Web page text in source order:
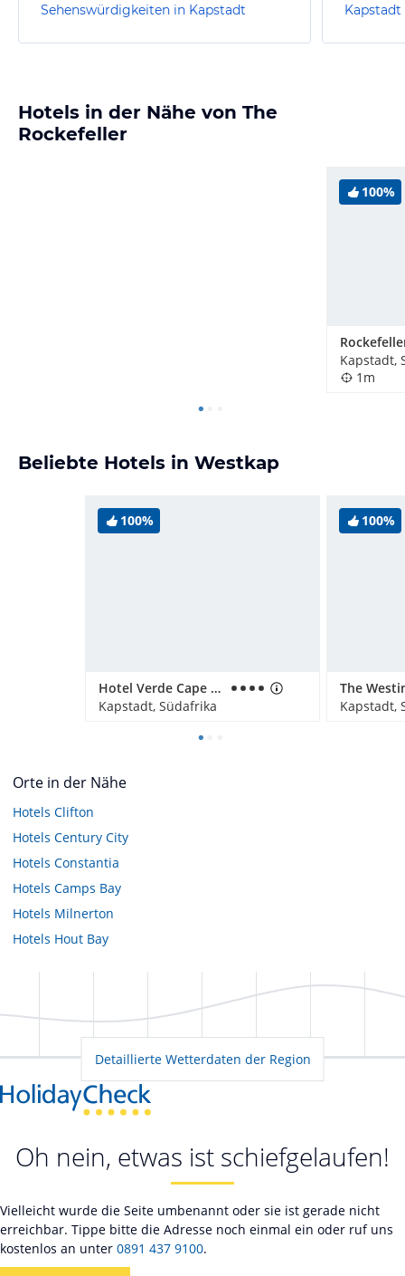
Sehenswürdigkeiten in Kapstadt
Kapstadt
Hotels in der Nähe von The
Rockefeller
100%
Kapstadt,
1m
Beliebte Hotels in Westkap
100%
Hotel Verde Cape Town Airport
Kapstadt, Südafrika
100%
Kapstadt,
Orte in der Nähe
Hotels Clifton
Hotels Century City
Hotels Constantia
Hotels Camps Bay
Hotels Milnerton
Hotels Hout Bay
Detaillierte Wetterdaten der Region
Oh nein, etwas ist schiefgelaufen!
Vielleicht wurde die Seite umbenannt oder sie ist gerade nicht
erreichbar. Tippe bitte die Adresse noch einmal ein oder ruf uns
kostenlos an unter 0891 437 9100.